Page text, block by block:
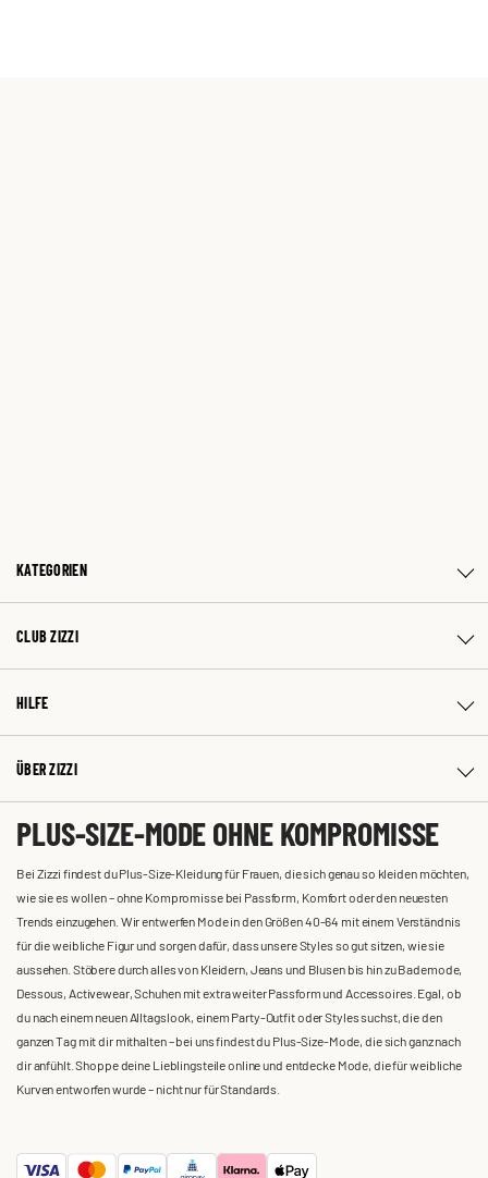
KATEGORIEN
CLUB ZIZZI
HILFE
ÜBER ZIZZI
PLUS-SIZE-MODE OHNE KOMPROMISSE
Bei Zizzi findest du Plus-Size-Kleidung für Frauen, die sich genau so kleiden möchten,
wie sie es wollen – ohne Kompromisse bei Passform, Komfort oder den neuesten
Trends einzugehen. Wir entwerfen Mode in den Größen 40-64 mit einem Verständnis
für die weibliche Figur und sorgen dafür, dass unsere Styles so gut sitzen, wie sie
aussehen. Stöbere durch alles von Kleidern, Jeans und Blusen bis hin zu Bademode,
Dessous, Activewear, Schuhen mit extra weiter Passform und Accessoires. Egal, ob
du nach einem neuen Alltagslook, einem Party-Outfit oder Styles suchst, die den
ganzen Tag mit dir mithalten – bei uns findest du Plus-Size-Mode, die sich ganz nach
dir anfühlt. Shoppe deine Lieblingsteile online und entdecke Mode, die für weibliche
Kurven entworfen wurde – nicht nur für Standards.